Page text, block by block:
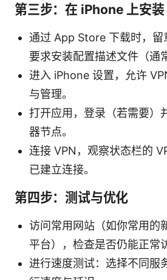
第三步：在 iPhone 上安装
通过 App Store 下载时，留
要求安装配置描述文件（通
进入 iPhone 设置，允许
与管理。
打开应用，登录（若需要）
器节点。
连接 VPN，观察状态栏的
已建立连接。
第四步：测试与优化
访问常用网站（如你常用的
平台），检查是否仍能正常
进行速度测试：选择不同服